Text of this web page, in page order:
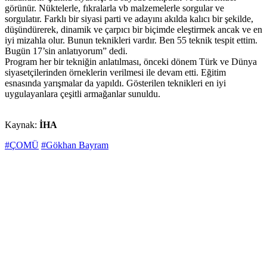
görünür. Nüktelerle, fıkralarla vb malzemelerle sorgular ve
sorgulatır. Farklı bir siyasi parti ve adayını akılda kalıcı bir şekilde,
düşündürerek, dinamik ve çarpıcı bir biçimde eleştirmek ancak ve en
iyi mizahla olur. Bunun teknikleri vardır. Ben 55 teknik tespit ettim.
Bugün 17’sin anlatıyorum” dedi.
Program her bir tekniğin anlatılması, önceki dönem Türk ve Dünya
siyasetçilerinden örneklerin verilmesi ile devam etti. Eğitim
esnasında yarışmalar da yapıldı. Gösterilen teknikleri en iyi
uygulayanlara çeşitli armağanlar sunuldu.
Kaynak: İHA
#ÇOMÜ #Gökhan Bayram